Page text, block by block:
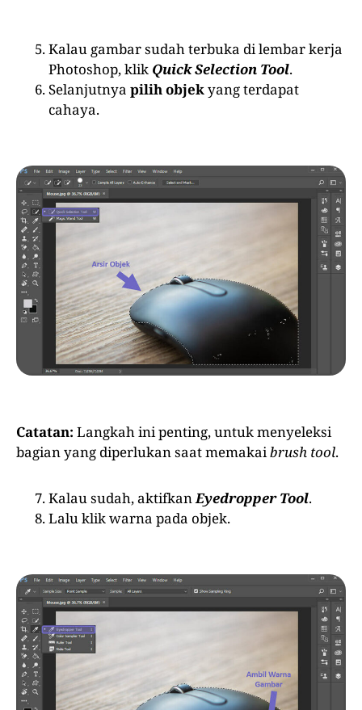
Kalau gambar sudah terbuka di lembar kerja
Photoshop, klik Quick Selection Tool.
Selanjutnya pilih objekyang terdapat
cahaya.
Catatan: Langkah ini penting, untuk menyeleksi
bagian yang diperlukan saat memakaibrush tool.
Kalau sudah, aktifkanEyedropper Tool.
Lalu klik warna pada objek.